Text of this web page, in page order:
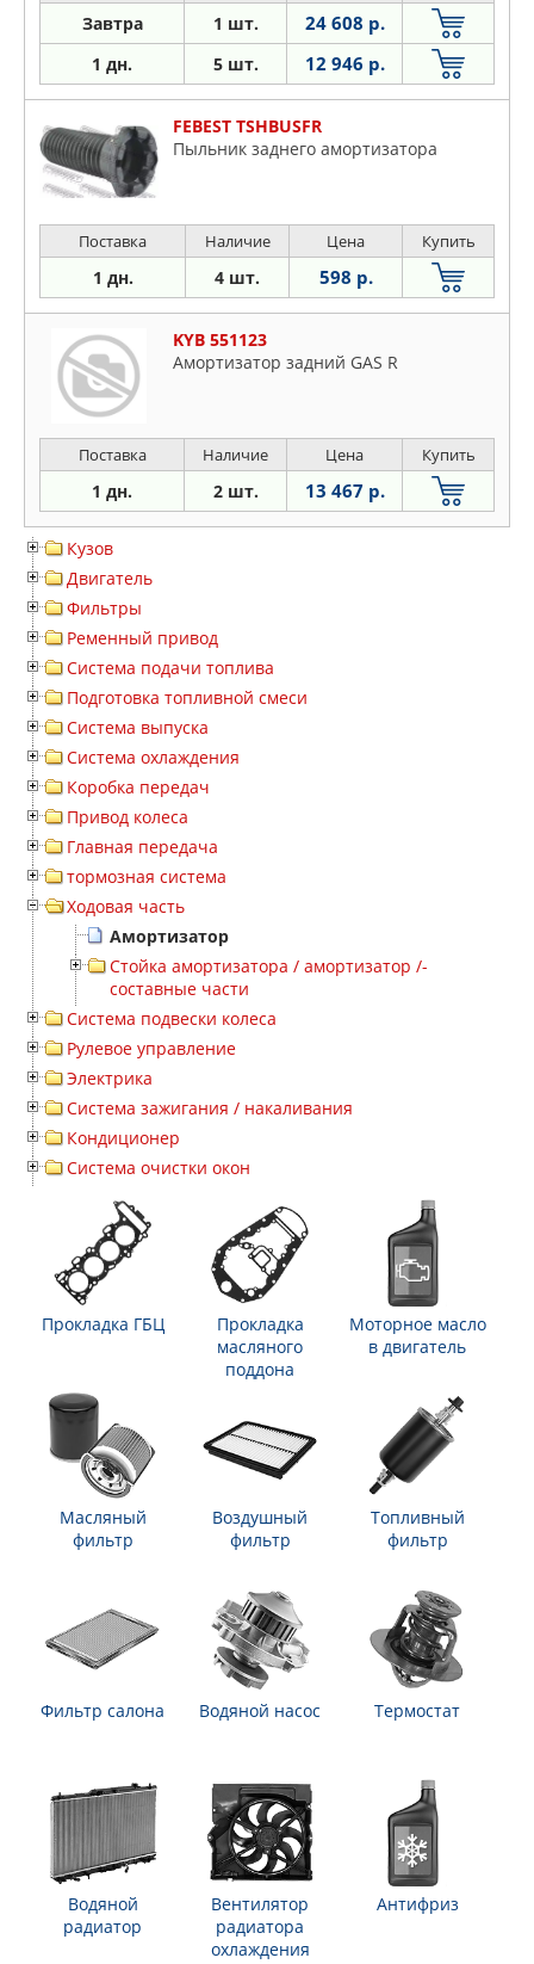
Завтра 1 шт. 24 608 р.
1 дн. 5 шт. 12 946 р.
FEBEST TSHBUSFR
Пыльник заднего амортизатора
Поставка Наличие Цена Купить
1 дн. 4 шт. 598 р.
KYB 551123
Амортизатор задний GAS R
Поставка Наличие Цена Купить
1 дн. 2 шт. 13 467 р.
Кузов
Двигатель
Фильтры
Ременный привод
Система подачи топлива
Подготовка топливной смеси
Система выпуска
Система охлаждения
Коробка передач
Привод колеса
Главная передача
тормозная система
Ходовая часть
Амортизатор
Стойка амортизатора / амортизатор /-
составные части
Система подвески колеса
Рулевое управление
Электрика
Система зажигания / накаливания
Кондиционер
Система очистки окон
Прокладка ГБЦ
Прокладка
масляного
поддона
Моторное масло
в двигатель
Масляный
фильтр
Воздушный
фильтр
Топливный
фильтр
Фильтр салона Водяной насос Термостат
Водяной
радиатор
Вентилятор
радиатора
охлаждения
Антифриз